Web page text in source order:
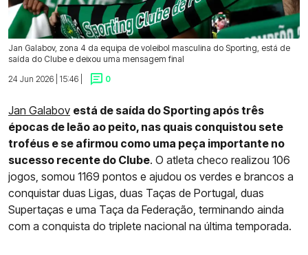
Jan Galabov, zona 4 da equipa de voleibol masculina do Sporting, está de
saída do Clube e deixou uma mensagem final
24 Jun 2026 | 15:46 |
0
Jan Galabov está de saída do Sporting após três
épocas de leão ao peito, nas quais conquistou sete
troféus e se afirmou como uma peça importante no
sucesso recente do Clube. O atleta checo realizou 106
jogos, somou 1169 pontos e ajudou os verdes e brancos a
conquistar duas Ligas, duas Taças de Portugal, duas
Supertaças e uma Taça da Federação, terminando ainda
com a conquista do triplete nacional na última temporada.